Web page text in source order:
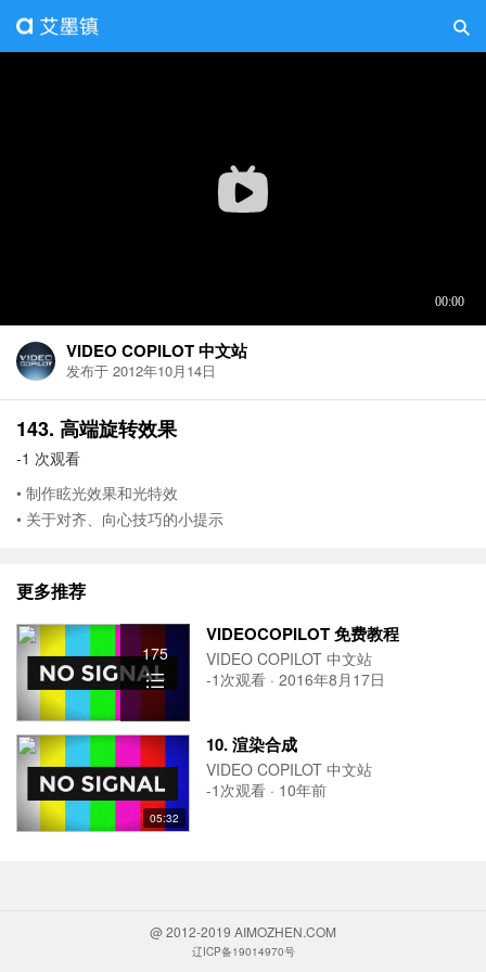
VIDEO COPILOT 中文站
发布于 2012年10月14日
143. 高端旋转效果
-1 次观看
• 制作眩光效果和光特效
• 关于对齐、向心技巧的小提示
更多推荐
175
VIDEOCOPILOT 免费教程
VIDEO COPILOT 中文站
-1次观看 · 2016年8月17日
05:32
10. 渲染合成
VIDEO COPILOT 中文站
-1次观看 · 10年前
@ 2012-2019 AIMOZHEN.COM
辽ICP备19014970号